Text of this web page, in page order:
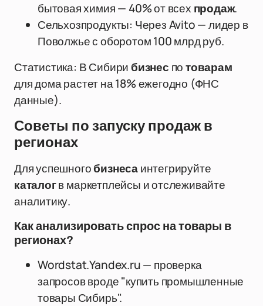
бытовая химия — 40% от всех продаж.
Сельхозпродукты: Через Avito — лидер в
Поволжье с оборотом 100 млрд руб.
Статистика: В Сибири бизнес потоварам
для дома растет на 18% ежегодно (ФНС
данные).
Советы по запуску продаж в
регионах
Для успешногобизнесаинтегрируйте
каталогв маркетплейсы и отслеживайте
аналитику.
Как анализировать спрос на товары в
регионах?
Wordstat.Yandex.ru — проверка
запросов вроде "купить промышленные
товары Сибирь".